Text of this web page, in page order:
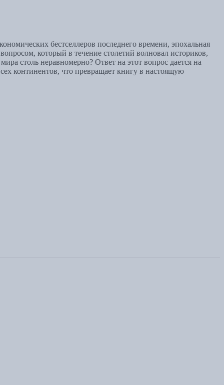
бестселлеров последнего времени, эпохальная
который в течение столетий волновал историков,
столь неравномерно? Ответ на этот вопрос дается на
континентов, что превращает книгу в настоящую